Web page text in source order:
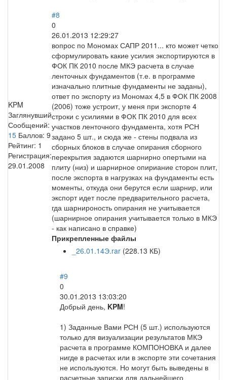
KPM
Заглянувший
Сообщений:
15 Баллов: 9
Рейтинг: 1
Регистрация:
29.01.2008
#8
0
26.01.2013 12:29:27
вопрос по Мономах САПР 2011... кто может четко
сформулировать какие усилия экспортируются в
ФОК ПК 2010 после МКЭ расчета в случае
ленточных фундаментов (т.е. в программе
изначально плитные фундаменты не заданы),
ответ по экспорту из Мономах 4,5 в ФОК ПК 2008
(2006) тоже устроит, у меня при экспорте 4
строки с усилиями в ФОК ПК 2010 для всех
участков ленточного фундамента, хотя РСН
задано 5 шт., и сюда же - стены подвала из
сборных блоков в случае опирания сборного
перекрытия задаются шарнирно опертыми на
плиту (низ) и шарнирное опириание сторон плит,
после экспорта в нагрузках на фундаменты есть
моменты, откуда они берутся если шарнир, или
экспорт идет после предварительного расчета,
гда шарнироность опирания не учитывается
(шарнирное опирания учитывается только в МКЭ
- как написано в справке)
Прикрепленные файлы
_26.01.14Э.rar (228.13 КБ)
#9
0
30.01.2013 13:03:20
Добрый день, KPM!
1) Заданные Вами РСН (5 шт.) используются
только для визуализации результатов МКЭ
расчета в программе КОМПОНОВКА и далее
нигде в расчетах или в экспорте эти сочетания
не используются. Но могут быть выведены в
расчетные записки для дальнейшего